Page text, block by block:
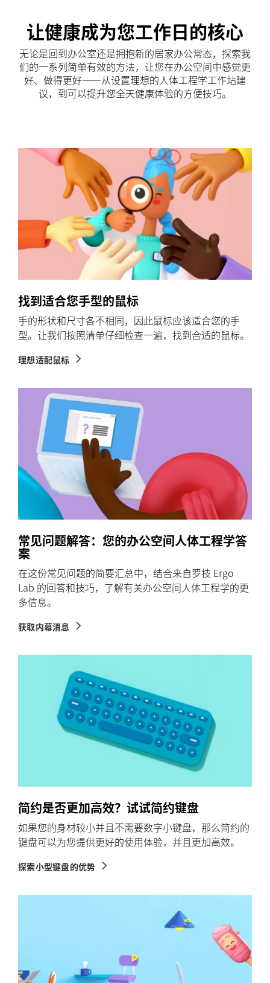
让健康成为您工作日的核心
无论是回到办公室还是拥抱新的居家办公常态，探索我
们的一系列简单有效的方法，让您在办公空间中感觉更
好、做得更好——从设置理想的人体工程学工作站建
议，到可以提升您全天健康体验的方便技巧。
找到适合您手型的鼠标
手的形状和尺寸各不相同，因此鼠标应该适合您的手
型。让我们按照清单仔细检查一遍，找到合适的鼠标。
理想适配鼠标
常见问题解答：您的办公空间人体工程学答
案
在这份常见问题的简要汇总中，结合来自罗技 Ergo
Lab 的回答和技巧，了解有关办公空间人体工程学的更
多信息。
获取内幕消息
简约是否更加高效？试试简约键盘
如果您的身材较小并且不需要数字小键盘，那么简约的
键盘可以为您提供更好的使用体验，并且更加高效。
探索小型键盘的优势